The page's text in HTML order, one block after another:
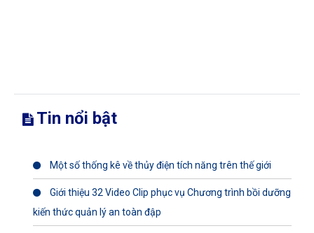
Tin nổi bật
Một số thống kê về thủy điện tích năng trên thế giới
Giới thiệu 32 Video Clip phục vụ Chương trình bồi dưỡng
kiến thức quản lý an toàn đập